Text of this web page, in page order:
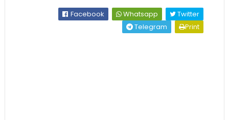
Facebook Whatsapp
Twitter
Telegram
Print